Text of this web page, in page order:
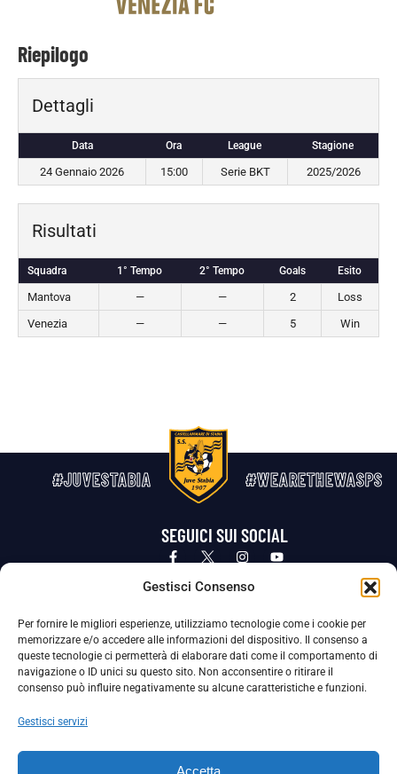
Gestisci Consenso
Per fornire le migliori esperienze, utilizziamo tecnologie come i cookie per
memorizzare e/o accedere alle informazioni del dispositivo. Il consenso a
queste tecnologie ci permetterà di elaborare dati come il comportamento di
navigazione o ID unici su questo sito. Non acconsentire o ritirare il
consenso può influire negativamente su alcune caratteristiche e funzioni.
Gestisci servizi
Accetta
Riepilogo
Dettagli
Data Ora League Stagione
24 Gennaio 2026 15:00 Serie BKT 2025/2026
Risultati
Squadra 1° Tempo 2° Tempo Goals Esito
Mantova — — 2
Loss
Venezia
— — 5 Win
#JUVESTABIA #WEARETHEWASPS
SEGUICI SUI SOCIAL
Privacy Policy Cookie Policy
La Società ha nominato il Responsabile della Protezione dei Dati Personali (DPO), figura specializzata che vigila sulle modalità
adottate dalla nostra Società per tutelare i Suoi dati personali.
Per contattare il DPO può scrivere a